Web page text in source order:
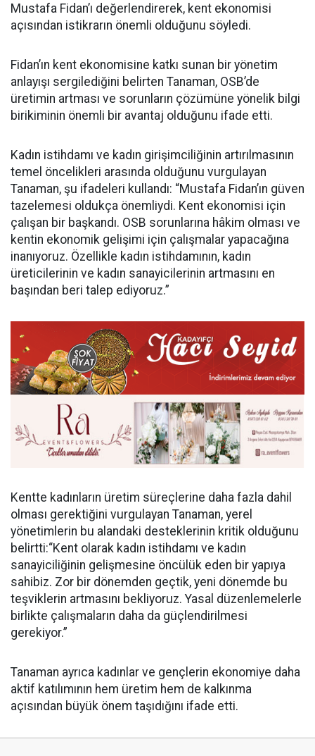
Mustafa Fidan’ı değerlendirerek, kent ekonomisi
açısından istikrarın önemli olduğunu söyledi.
Fidan’ın kent ekonomisine katkı sunan bir yönetim
anlayışı sergilediğini belirten Tanaman, OSB’de
üretimin artması ve sorunların çözümüne yönelik bilgi
birikiminin önemli bir avantaj olduğunu ifade etti.
Kadın istihdamı ve kadın girişimciliğinin artırılmasının
temel öncelikleri arasında olduğunu vurgulayan
Tanaman, şu ifadeleri kullandı: “Mustafa Fidan’ın güven
tazelemesi oldukça önemliydi. Kent ekonomisi için
çalışan bir başkandı. OSB sorunlarına hâkim olması ve
kentin ekonomik gelişimi için çalışmalar yapacağına
inanıyoruz. Özellikle kadın istihdamının, kadın
üreticilerinin ve kadın sanayicilerinin artmasını en
başından beri talep ediyoruz.”
Kentte kadınların üretim süreçlerine daha fazla dahil
olması gerektiğini vurgulayan Tanaman, yerel
yönetimlerin bu alandaki desteklerinin kritik olduğunu
belirtti:“Kent olarak kadın istihdamı ve kadın
sanayiciliğinin gelişmesine öncülük eden bir yapıya
sahibiz. Zor bir dönemden geçtik, yeni dönemde bu
teşviklerin artmasını bekliyoruz. Yasal düzenlemelerle
birlikte çalışmaların daha da güçlendirilmesi
gerekiyor.”
Tanaman ayrıca kadınlar ve gençlerin ekonomiye daha
aktif katılımının hem üretim hem de kalkınma
açısından büyük önem taşıdığını ifade etti.